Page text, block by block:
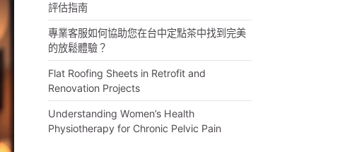
評估指南
專業客服如何協助您在台中定點茶中找到完美
的放鬆體驗？
Flat Roofing Sheets in Retrofit and
Renovation Projects
Understanding Women’s Health
Physiotherapy for Chronic Pelvic Pain